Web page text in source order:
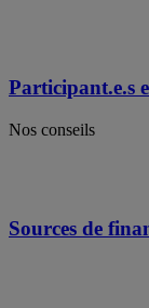
Participant.e.s
Nos conseils
Sources de